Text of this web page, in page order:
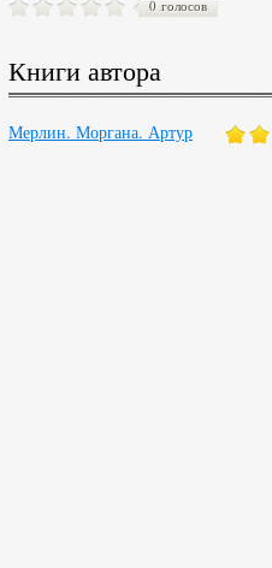
0 голосов
Книги автора
Мерлин. Моргана. Артур